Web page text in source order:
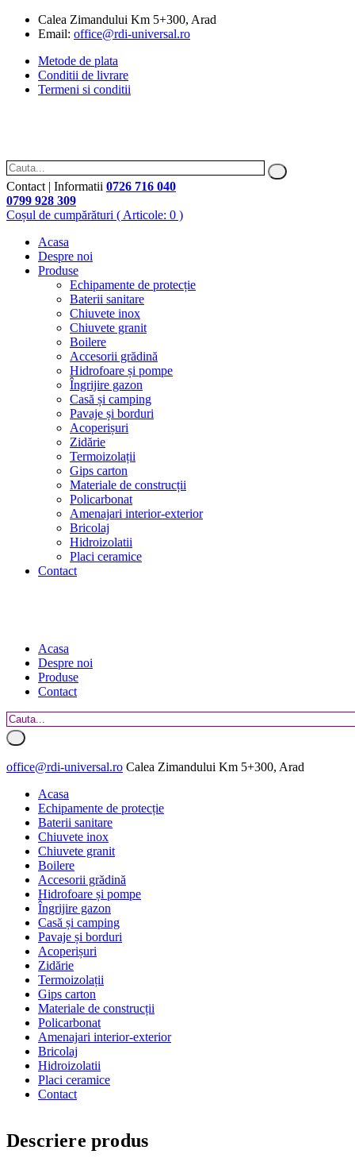
Calea Zimandului Km 5+300, Arad
Email: office@rdi-universal.ro
Metode de plata
Conditii de livrare
Termeni si conditii
Contact | Informatii 0726 716 040
0799 928 309
Coșul de cumpărături ( Articole: 0 )
Acasa
Despre noi
Produse
Echipamente de protecție
Baterii sanitare
Chiuvete inox
Chiuvete granit
Boilere
Accesorii grădină
Hidrofoare și pompe
Îngrijire gazon
Casă și camping
Pavaje și borduri
Acoperișuri
Zidărie
Termoizolații
Gips carton
Materiale de construcții
Policarbonat
Amenajari interior-exterior
Bricolaj
Hidroizolatii
Placi ceramice
Contact
Acasa
Despre noi
Produse
Contact
office@rdi-universal.ro Calea Zimandului Km 5+300, Arad
Acasa
Echipamente de protecție
Baterii sanitare
Chiuvete inox
Chiuvete granit
Boilere
Accesorii grădină
Hidrofoare și pompe
Îngrijire gazon
Casă și camping
Pavaje și borduri
Acoperișuri
Zidărie
Termoizolații
Gips carton
Materiale de construcții
Policarbonat
Amenajari interior-exterior
Bricolaj
Hidroizolatii
Placi ceramice
Contact
Descriere produs